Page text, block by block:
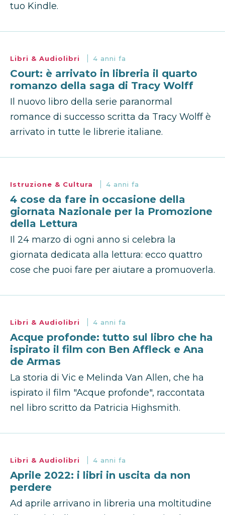
tuo Kindle.
Libri & Audiolibri 4 anni fa
Court: è arrivato in libreria il quarto
romanzo della saga di Tracy Wolff
Il nuovo libro della serie paranormal
romance di successo scritta da Tracy Wolff è
arrivato in tutte le librerie italiane.
Istruzione & Cultura 4 anni fa
4 cose da fare in occasione della
giornata Nazionale per la Promozione
della Lettura
Il 24 marzo di ogni anno si celebra la
giornata dedicata alla lettura: ecco quattro
cose che puoi fare per aiutare a promuoverla.
Libri & Audiolibri 4 anni fa
Acque profonde: tutto sul libro che ha
ispirato il film con Ben Affleck e Ana
de Armas
La storia di Vic e Melinda Van Allen, che ha
ispirato il film "Acque profonde", raccontata
nel libro scritto da Patricia Highsmith.
Libri & Audiolibri 4 anni fa
Aprile 2022: i libri in uscita da non
perdere
Ad aprile arrivano in libreria una moltitudine